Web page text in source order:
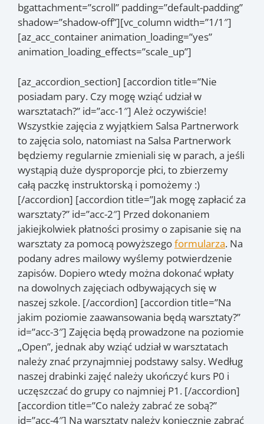
bgattachment=”scroll” padding=”default-padding”
shadow=”shadow-off”][vc_column width=”1/1″]
[az_acc_container animation_loading=”yes”
animation_loading_effects=”scale_up”]
[az_accordion_section] [accordion title=”Nie
posiadam pary. Czy mogę wziąć udział w
warsztatach?” id=”acc-1″] Ależ oczywiście!
Wszystkie zajęcia z wyjątkiem Salsa Partnerwork
to zajęcia solo, natomiast na Salsa Partnerwork
będziemy regularnie zmieniali się w parach, a jeśli
wystąpią duże dysproporcje płci, to zbierzemy
całą paczkę instruktorską i pomożemy :)
[/accordion] [accordion title=”Jak mogę zapłacić za
warsztaty?” id=”acc-2″] Przed dokonaniem
jakiejkolwiek płatności prosimy o zapisanie się na
warsztaty za pomocą powyższegoformularza. Na
podany adres mailowy wyślemy potwierdzenie
zapisów. Dopiero wtedy można dokonać wpłaty
na dowolnych zajęciach odbywających się w
naszej szkole. [/accordion] [accordion title=”Na
jakim poziomie zaawansowania będą warsztaty?”
id=”acc-3″] Zajęcia będą prowadzone na poziomie
„Open”, jednak aby wziąć udział w warsztatach
należy znać przynajmniej podstawy salsy. Według
naszej drabinki zajęć należy ukończyć kurs P0 i
uczęszczać do grupy co najmniej P1. [/accordion]
[accordion title=”Co należy zabrać ze sobą?”
id=”acc-4″] Na warsztaty należy koniecznie zabrać